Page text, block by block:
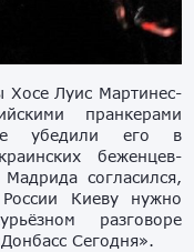
Хосе Луис Мартинес-
пранкерами
убедили его в
беженцев-
согласился,
Киеву нужно
разговоре
Сегодня».